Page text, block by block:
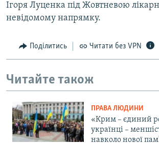
Ігоря Луценка під Жовтневою
невідомому напрямку.
Поділитись Читати без VPN
Читайте також
ПРАВА ЛЮДИНИ
«Крим – єдиний
українці –
навколо нової